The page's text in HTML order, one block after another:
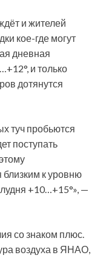
и жителей
кое-где могут
дневная
и только
дотянутся
туч пробьются
поступать
к уровню
+10…+15°», —
со знаком плюс.
воздуха в ЯНАО,